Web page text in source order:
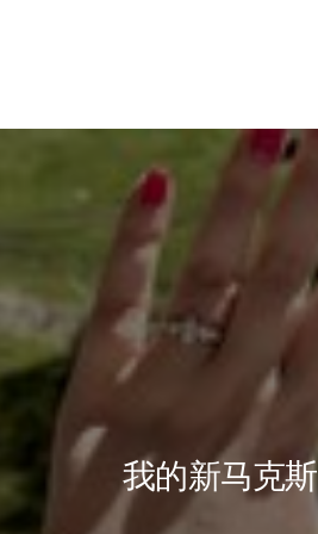
我的新马克斯